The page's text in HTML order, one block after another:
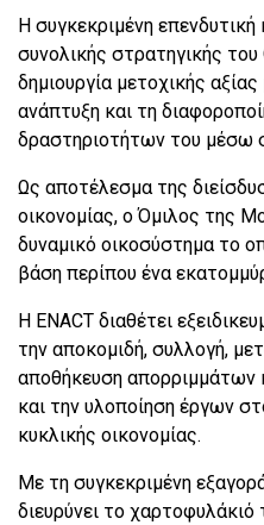
Η συγκεκριμένη
συνολικής στρατηγικής
δημιουργία μετοχικής
ανάπτυξη και τη
δραστηριοτήτων του μέσω
Ως αποτέλεσμα της
οικονομίας, ο Όμιλος της
δυναμικό οικοσύστημα το
βάση περίπου ένα
Η ENACT διαθέτει
την αποκομιδή, συλλογή,
αποθήκευση απορριμμάτων
και την υλοποίηση έργων
κυκλικής οικονομίας.
Με τη συγκεκριμένη
διευρύνει το